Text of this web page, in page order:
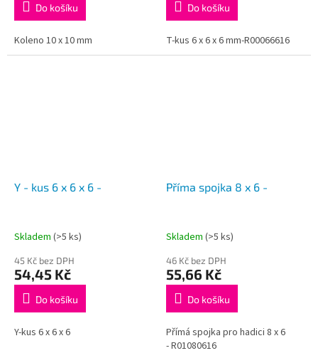
Do košíku
Koleno 10 x 10 mm
Do košíku
T-kus 6 x 6 x 6 mm-R00066616
Y - kus 6 x 6 x 6 -
Skladem (>5 ks)
45 Kč bez DPH
54,45 Kč
Do košíku
Y-kus 6 x 6 x 6
Příma spojka 8 x 6 -
Skladem (>5 ks)
46 Kč bez DPH
55,66 Kč
Do košíku
Přímá spojka pro hadici 8 x 6
- R01080616